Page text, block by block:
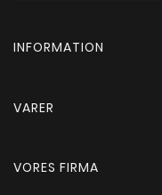
INFORMATION
VARER
VORES FIRMA